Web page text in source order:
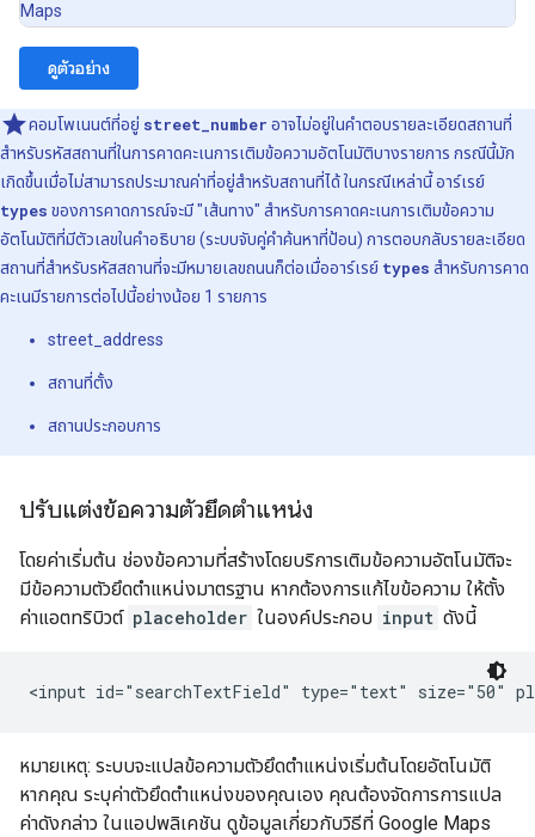
Maps
ดูตัวอย่าง
คอมโพเนนต์ที่อยู่ street_number อาจไม่อยู่ในคำตอบรายละเอียดสถานที่
สำหรับรหัสสถานที่ในการคาดคะเนการเติมข้อความอัตโนมัติบางรายการ กรณีนี้มัก
เกิดขึ้นเมื่อไม่สามารถประมาณค่าที่อยู่สำหรับสถานที่ได้ ในกรณีเหล่านี้ อาร์เรย์
types ของการคาดการณ์จะมี "เส้นทาง" สำหรับการคาดคะเนการเติมข้อความ
อัตโนมัติที่มีตัวเลขในคำอธิบาย (ระบบจับคู่คำค้นหาที่ป้อน) การตอบกลับรายละเอียด
สถานที่สำหรับรหัสสถานที่จะมีหมายเลขถนนก็ต่อเมื่ออาร์เรย์ types สำหรับการคาด
คะเนมีรายการต่อไปนี้อย่างน้อย 1 รายการ
street_address
สถานที่ตั้ง
สถานประกอบการ
ปรับแต่งข้อความตัวยึดตำแหน่ง
โดยค่าเริ่มต้น ช่องข้อความที่สร้างโดยบริการเติมข้อความอัตโนมัติจะ
มีข้อความตัวยึดตำแหน่งมาตรฐาน หากต้องการแก้ไขข้อความ ให้ตั้ง
ค่าแอตทริบิวต์ placeholder ในองค์ประกอบ input ดังนี้
<input id="searchTextField" type="text" size="50"
หมายเหตุ: ระบบจะแปลข้อความตัวยึดตำแหน่งเริ่มต้นโดยอัตโนมัติ
หากคุณ ระบุค่าตัวยึดตำแหน่งของคุณเอง คุณต้องจัดการการแปล
ค่าดังกล่าว ในแอปพลิเคชัน ดูข้อมูลเกี่ยวกับวิธีที่ Google Maps